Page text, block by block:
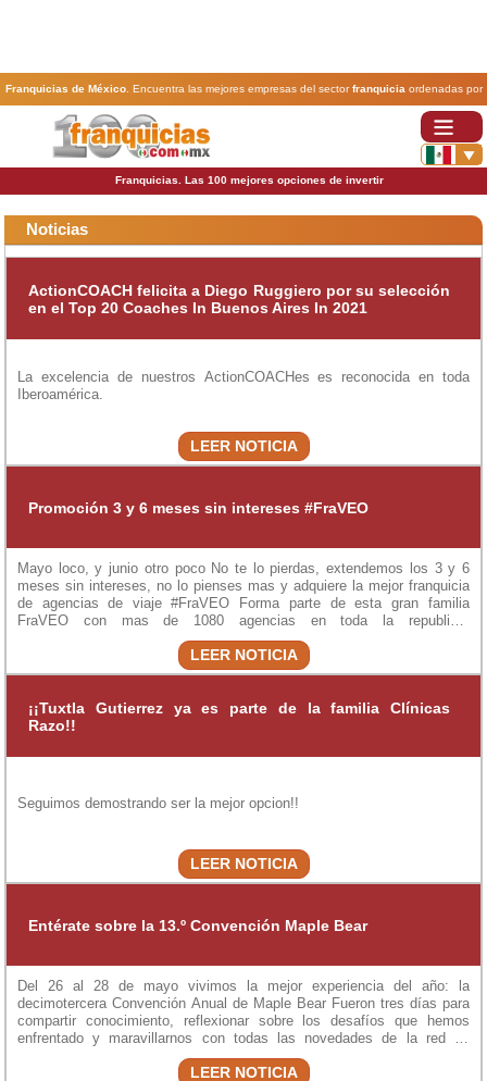
Franquicias de México. Encuentra las mejores empresas del sectorfranquicia ordenadas por
actividad. En www.100franquicias.com.mx encontrarás las más rentables, baratas y
Franquicias. Las 100 mejores opciones de invertir
Noticias
ActionCOACH felicita a Diego Ruggiero por su selección
en el Top 20 Coaches In Buenos Aires In 2021
La excelencia de nuestros ActionCOACHes es reconocida en toda
Iberoamérica.
LEER NOTICIA
Promoción 3 y 6 meses sin intereses #FraVEO
Mayo loco, y junio otro poco No te lo pierdas, extendemos los 3 y 6
meses sin intereses, no lo pienses mas y adquiere la mejor franquicia
de agencias de viaje #FraVEO Forma parte de esta gran familia
FraVEO con mas de 1080 agencias en toda la republica.
LEER NOTICIA
¡¡Tuxtla Gutierrez ya es parte de la familia Clínicas
Razo!!
Seguimos demostrando ser la mejor opcion!!
LEER NOTICIA
Entérate sobre la 13.º Convención Maple Bear
Del 26 al 28 de mayo vivimos la mejor experiencia del año: la
decimotercera Convención Anual de Maple Bear Fueron tres días para
compartir conocimiento, reflexionar sobre los desafíos que hemos
enfrentado y maravillarnos con todas las novedades de la red de
escuelas bilingües más grande del mundo.
LEER NOTICIA